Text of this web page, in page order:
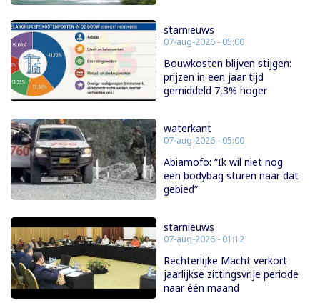
starnieuws
07-aug-2026 - 05:00
Bouwkosten blijven stijgen:
prijzen in een jaar tijd
gemiddeld 7,3% hoger
waterkant
07-aug-2026 - 05:00
Abiamofo: “Ik wil niet nog
een bodybag sturen naar dat
gebied”
starnieuws
07-aug-2026 - 01:12
Rechterlijke Macht verkort
jaarlijkse zittingsvrije periode
naar één maand